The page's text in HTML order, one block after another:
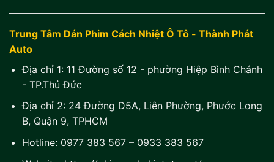
Trung Tâm Dán Phim Cách Nhiệt Ô Tô - Thành Phát
Auto
Địa chỉ 1: 11 Đường số 12 - phường Hiệp Bình Chánh
- TP.Thủ Đức
Địa chỉ 2: 24 Đường D5A, Liên Phường, Phước Long
B, Quận 9, TPHCM
Hotline: 0977 383 567– 0933 383 567